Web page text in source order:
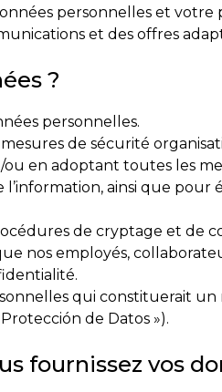
personnelles et
et des offres
?
personnelles.
de sécurité
en adoptant toutes les
ainsi que pour
de cryptage et de
nos employés,
qui constituerait
de Datos »).
fournissez vos